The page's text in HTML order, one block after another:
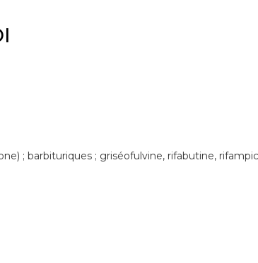
; barbituriques ; griséofulvine, rifabutine,